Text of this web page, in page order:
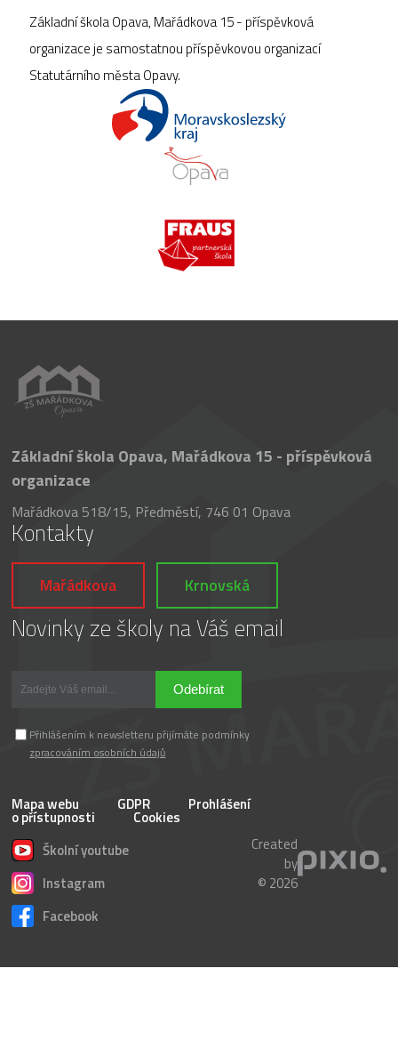
Základní škola Opava, Mařádkova 15 - příspěvková
organizace je samostatnou příspěvkovou organizací
Statutárního města Opavy.
Základní škola Opava, Mařádkova 15 - příspěvková
organizace
Mařádkova 518/15, Předměstí, 746 01 Opava
Kontakty
Mařádkova Krnovská
Novinky ze školy na Váš email
Odebírat
Přihlášením k newsletteru přijímáte podmínky
zpracováním osobních údajů
Mapa webu GDPR Prohlášení
o přístupnosti
Cookies
Školní youtube
Instagram
Facebook
Created
by
© 2026